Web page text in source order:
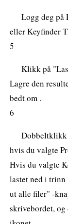
Logg deg på
eller Keyfinder
5
Klikk på
Lagre den
bedt om .
6
Dobbeltklikk
hvis du valgte
Hvis du valgte
lastet ned i
ut alle filer" -
skrivebordet,